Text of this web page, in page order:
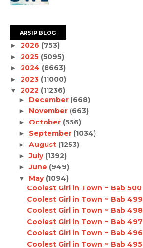
ARSIP BLOG
► 2026 (753)
► 2025 (5095)
► 2024 (8663)
► 2023 (11000)
▼ 2022 (11236)
► December (668)
► November (663)
► October (556)
► September (1034)
► August (1253)
►July (1392)
►June (949)
▼ May (1094)
Coolest Girl in Town ~ Bab 500
Coolest Girl in Town ~ Bab 499
Coolest Girl in Town ~ Bab 498
Coolest Girl in Town ~ Bab 497
Coolest Girl in Town ~ Bab 496
Coolest Girl in Town ~ Bab 495